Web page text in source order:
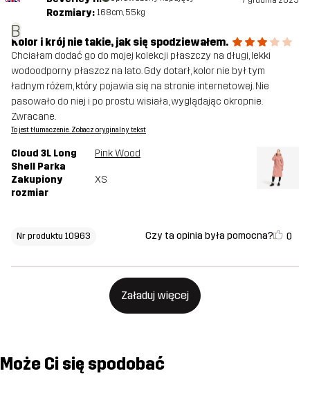
B
Rozmiary: 168cm, 55kg
Kolor i krój nie takie, jak się spodziewałem.
Chciałam dodać go do mojej kolekcji płaszczy na długi, lekki
wodoodporny płaszcz na lato. Gdy dotarł, kolor nie był tym
ładnym różem, który pojawia się na stronie internetowej. Nie
pasowało do niej i po prostu wisiała, wyglądając okropnie.
Zwracane.
To jest tłumaczenie. Zobacz oryginalny tekst
Cloud 3L Long
Shell Parka
Pink Wood
Zakupiony
rozmiar
XS
Nr produktu 10963 Czy ta opinia była pomocna? 0
Załaduj więcej
Może Ci się spodobać